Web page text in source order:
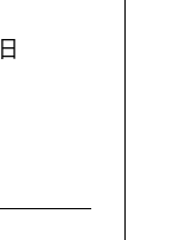
日